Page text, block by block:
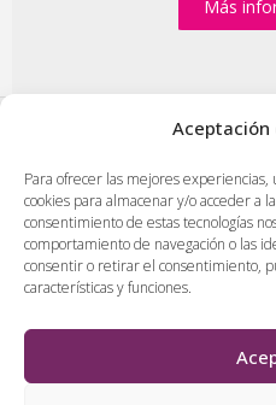
Aceptación
Para ofrecer las mejores experiencias,
cookies para almacenar y/o acceder a
consentimiento de estas tecnologías
comportamiento de navegación o las
consentir o retirar el consentimiento,
características y funciones.
Más
PlasenciaDigital.com |
Publicidad en
Política de cookies (UE)
|
Aviso legal
|
por los administradores antes